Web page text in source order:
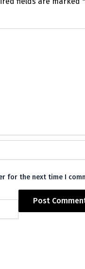
for the next time I